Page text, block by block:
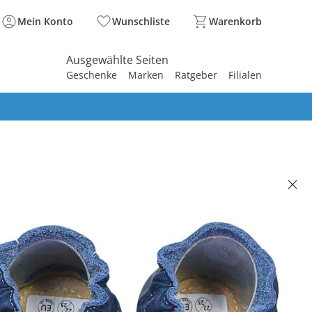
Mein Konto Wunschliste Warenkorb
Ausgewählte Seiten
Geschenke Marken Ratgeber Filialen
€
und zzgl.
Versandkosten
Basis°Punktesammeln